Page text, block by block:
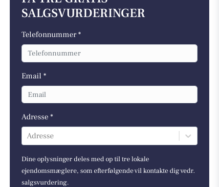
SALGSVURDERINGER
Telefonnummer *
Email *
Adresse *
Adresse
Dine oplysninger deles med op til tre lokale
ejendomsmæglere, som efterfølgende vil kontakte dig vedr.
salgsvurdering.